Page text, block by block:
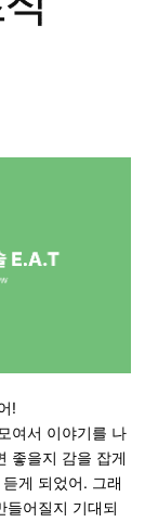
!
여서 이야기를 나
좋을지 감을 잡게
게 되었어. 그래
들어질지 기대되